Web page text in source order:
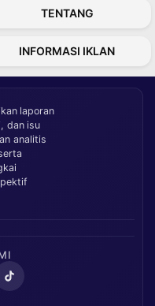
TENTANG
INFORMASI IKLAN
laporan
dan isu
analitis